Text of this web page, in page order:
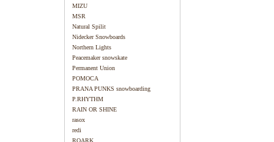
MIZU
MSR
Natural Spilit
Nidecker Snowboards
Northern Lights
Peacemaker snowskate
Permanent Union
POMOCA
PRANA PUNKS snowboarding
P.RHYTHM
RAIN OR SHINE
rasox
redi
ROARK